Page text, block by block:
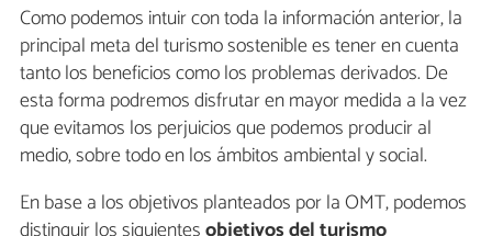
Como podemos intuir con toda la información anterior, la
principal meta del turismo sostenible es tener en cuenta
tanto los beneficios como los problemas derivados. De
esta forma podremos disfrutar en mayor medida a la vez
que evitamos los perjuicios que podemos producir al
medio, sobre todo en los ámbitos ambiental y social.
En base a los objetivos planteados por la OMT, podemos